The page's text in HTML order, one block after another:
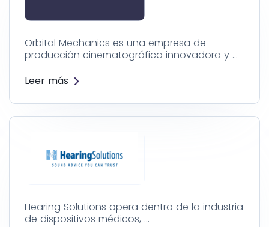
Orbital Mechanics es una empresa de
producción cinematográfica innovadora y …
Leer más
Hearing Solutions opera dentro de la industria
de dispositivos médicos, …